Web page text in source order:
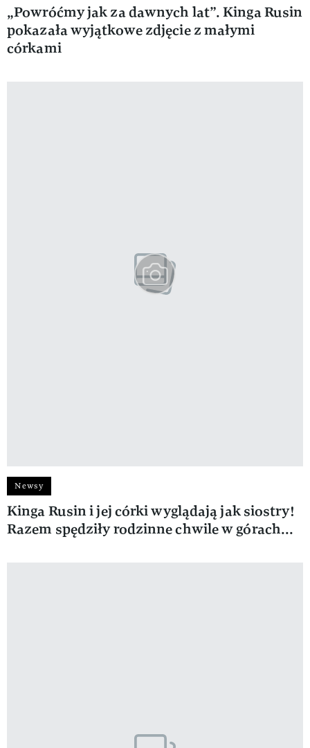
„Powróćmy jak za dawnych lat”. Kinga Rusin
pokazała wyjątkowe zdjęcie z małymi
córkami
Newsy
Kinga Rusin i jej córki wyglądają jak siostry!
Razem spędziły rodzinne chwile w górach...